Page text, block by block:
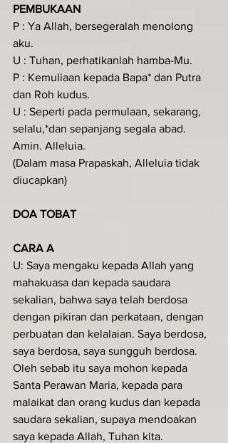
PEMBUKAAN
P : Ya Allah, bersegeralah menolong
aku.
U : Tuhan, perhatikanlah hamba-Mu.
P : Kemuliaan kepada Bapa* dan Putra
dan Roh kudus.
U : Seperti pada permulaan, sekarang,
selalu,*dan sepanjang segala abad.
Amin. Alleluia.
(Dalam masa Prapaskah, Alleluia tidak
diucapkan)
DOA TOBAT
CARA A
U: Saya mengaku kepada Allah yang
mahakuasa dan kepada saudara
sekalian, bahwa saya telah berdosa
dengan pikiran dan perkataan, dengan
perbuatan dan kelalaian. Saya berdosa,
saya berdosa, saya sungguh berdosa.
Oleh sebab itu saya mohon kepada
Santa Perawan Maria, kepada para
malaikat dan orang kudus dan kepada
saudara sekalian, supaya mendoakan
saya kepada Allah, Tuhan kita.